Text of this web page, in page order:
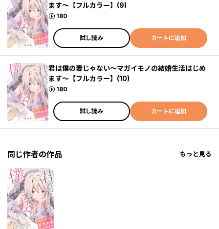
ます～【フルカラー】(9)
180
ポイント
試し読み カートに追加
君は僕の妻じゃない～マガイモノの結婚生活はじめ
ます～【フルカラー】(10)
180
ポイント
試し読み カートに追加
同じ作者の作品 もっと見る